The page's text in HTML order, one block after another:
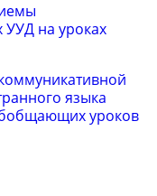
на уроках
языка
уроков